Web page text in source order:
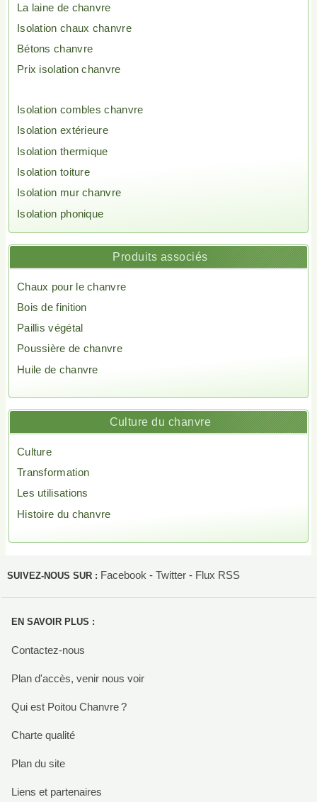
La laine de chanvre
Isolation chaux chanvre
Bétons chanvre
Prix isolation chanvre
Isolation combles chanvre
Isolation extérieure
Isolation thermique
Isolation toiture
Isolation mur chanvre
Isolation phonique
Produits associés
Chaux pour le chanvre
Bois de finition
Paillis végétal
Poussière de chanvre
Huile de chanvre
Culture du chanvre
Culture
Transformation
Les utilisations
Histoire du chanvre
SUIVEZ-NOUS SUR : Facebook -Twitter - Flux RSS
EN SAVOIR PLUS :
Contactez-nous
Plan d'accès, venir nous voir
Qui est Poitou Chanvre ?
Charte qualité
Plan du site
Liens et partenaires